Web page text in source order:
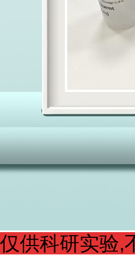
仅供科研实验,